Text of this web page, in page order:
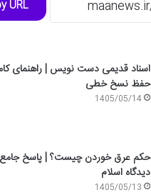
URL
اسناد قدیمی دست نویس | راهنمای
حفظ نسخ خطی
1405/05/14
حکم عرق خوردن چیست؟ | پاسخ جامع
دیدگاه اسلام
1405/05/13